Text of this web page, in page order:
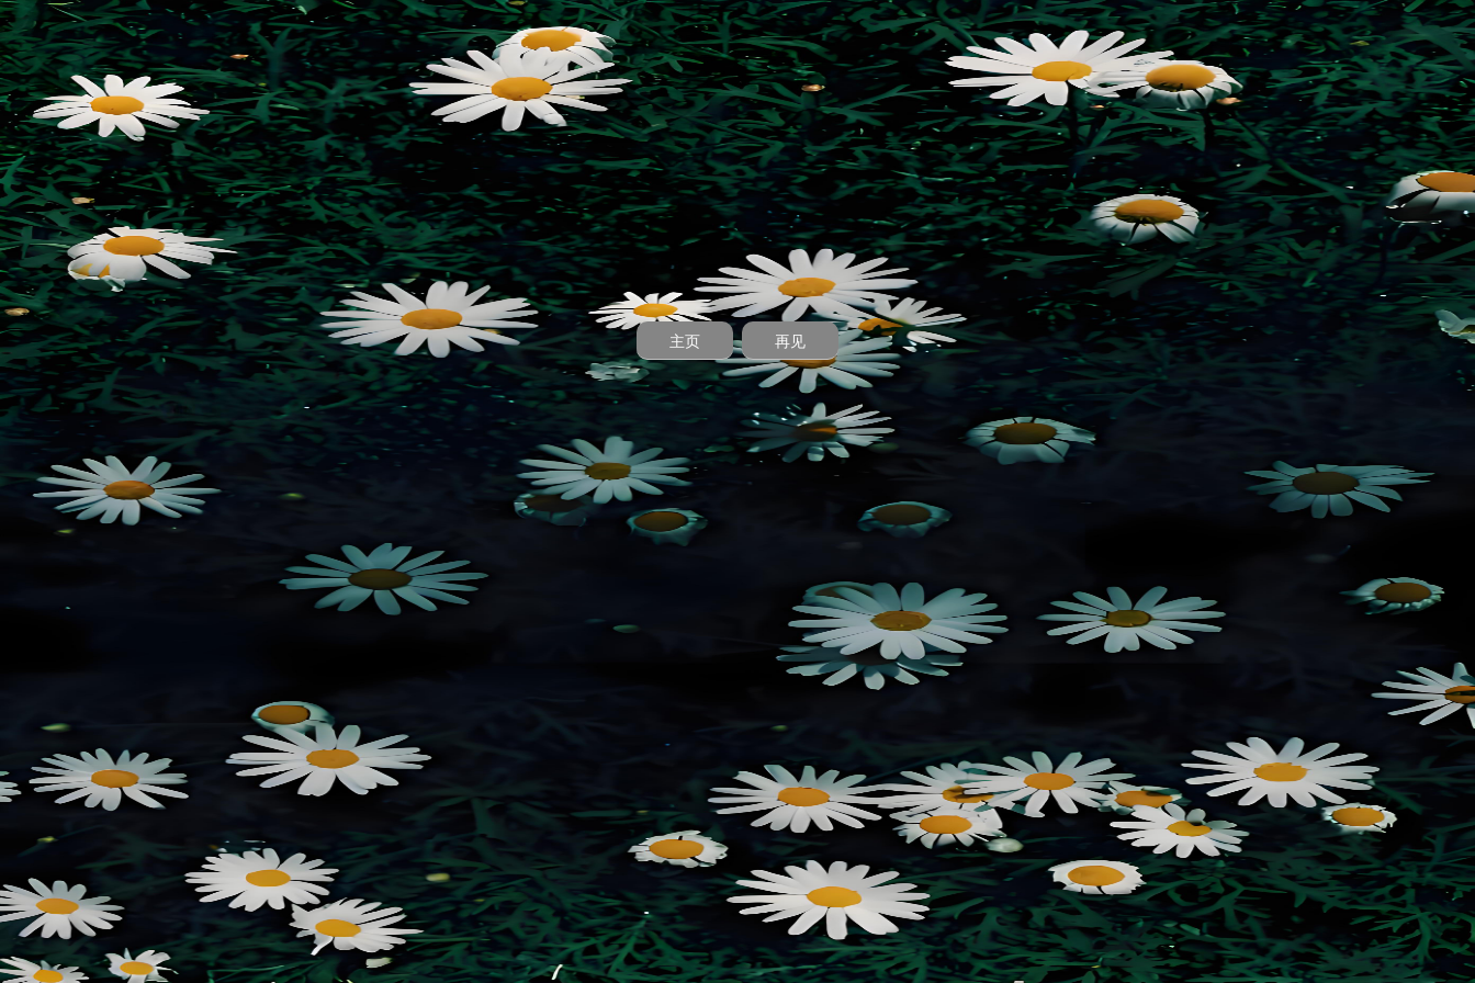
主页 再见